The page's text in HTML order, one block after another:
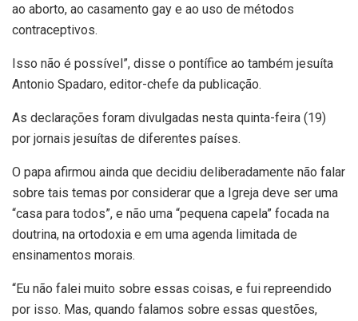
ao aborto, ao casamento gay e ao uso de métodos
contraceptivos.
Isso não é possível”, disse o pontífice ao também jesuíta
Antonio Spadaro, editor-chefe da publicação.
As declarações foram divulgadas nesta quinta-feira (19)
por jornais jesuítas de diferentes países.
O papa afirmou ainda que decidiu deliberadamente não falar
sobre tais temas por considerar que a Igreja deve ser uma
“casa para todos”, e não uma “pequena capela” focada na
doutrina, na ortodoxia e em uma agenda limitada de
ensinamentos morais.
“Eu não falei muito sobre essas coisas, e fui repreendido
por isso. Mas, quando falamos sobre essas questões,